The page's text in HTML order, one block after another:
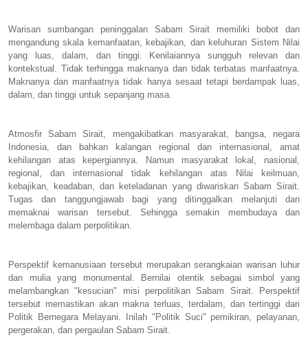
Warisan sumbangan peninggalan Sabam Sirait memiliki bobot dan
mengandung skala kemanfaatan, kebajikan, dan keluhuran Sistem Nilai
yang luas, dalam, dan tinggi. Kenilaiannya sungguh relevan dan
kontekstual. Tidak terhingga maknanya dan tidak terbatas manfaatnya.
Maknanya dan manfaatnya tidak hanya sesaat tetapi berdampak luas,
dalam, dan tinggi untuk sepanjang masa.
Atmosfir Sabam Sirait, mengakibatkan masyarakat, bangsa, negara
Indonesia, dan bahkan kalangan regional dan internasional, amat
kehilangan atas kepergiannya. Namun masyarakat lokal, nasional,
regional, dan internasional tidak kehilangan atas Nilai keilmuan,
kebajikan, keadaban, dan keteladanan yang diwariskan Sabam Sirait.
Tugas dan tanggungjawab bagi yang ditinggalkan melanjuti dan
memaknai warisan tersebut. Sehingga semakin membudaya dan
melembaga dalam perpolitikan.
Perspektif kemanusiaan tersebut merupakan serangkaian warisan luhur
dan mulia yang monumental. Bernilai otentik sebagai simbol yang
melambangkan "kesucian" misi perpolitikan Sabam Sirait. Perspektif
tersebut memastikan akan makna terluas, terdalam, dan tertinggi dari
Politik Bernegara Melayani. Inilah "Politik Suci" pemikiran, pelayanan,
pergerakan, dan pergaulan Sabam Sirait.